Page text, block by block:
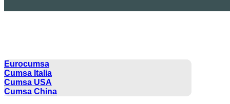
Eurocumsa
Cumsa Italia
Cumsa USA
Cumsa China